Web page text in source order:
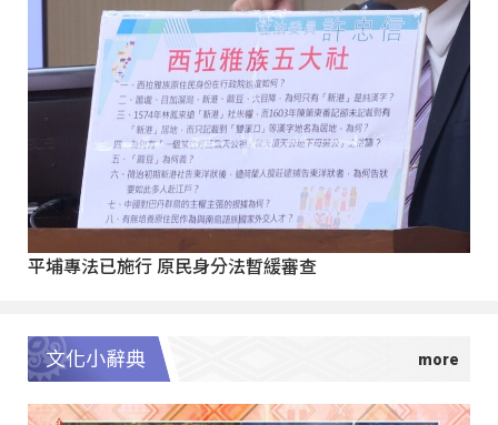
平埔專法已施行 原民身分法暫緩審查
文化小辭典